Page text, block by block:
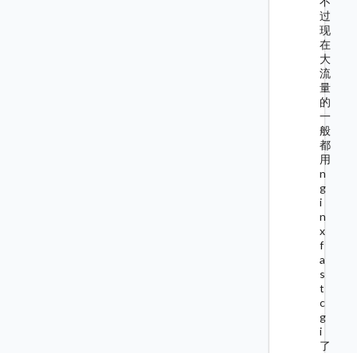
过
现
在
大
流
量
的
一
般
都
用
n
g
i
n
x
f
a
s
t
c
g
i
了